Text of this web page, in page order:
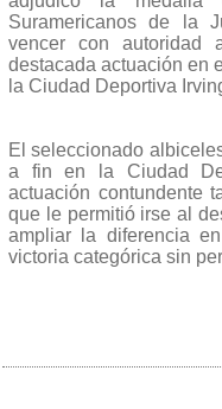
Suramericanos de la
vencer con
destacada actuación en
la Ciudad Deportiva
El seleccionado
a fin en la Ciudad
actuación contundente
que le permitió irse al
ampliar la diferencia
victoria categórica sin